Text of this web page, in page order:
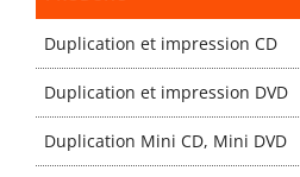
Packaging
Gabarits
Duplication et impression CD
Duplication et impression DVD
Duplication Mini CD, Mini DVD